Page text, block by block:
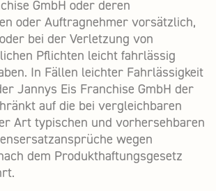
GmbH oder deren
oder Auftragnehmer vorsätzlich,
bei der Verletzung von
Pflichten leicht fahrlässig
In Fällen leichter Fahrlässigkeit
Jannys Eis Franchise GmbH der
auf die bei vergleichbaren
Art typischen und vorhersehbaren
wegen
dem Produkthaftungsgesetz